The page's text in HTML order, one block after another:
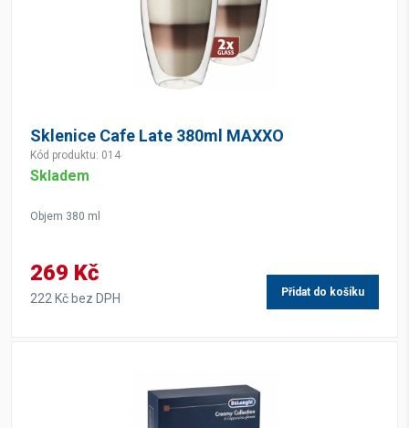
Sklenice Cafe Late 380ml MAXXO
Kód produktu: 014
Skladem
Objem 380 ml
269 Kč
222 Kč bez DPH Přidat do košíku